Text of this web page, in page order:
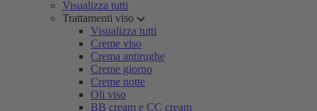
Visualizza tutti
Trattamenti viso
Visualizza tutti
Creme viso
Crema antirughe
Creme giorno
Creme notte
Oli viso
BB cream e CC cream